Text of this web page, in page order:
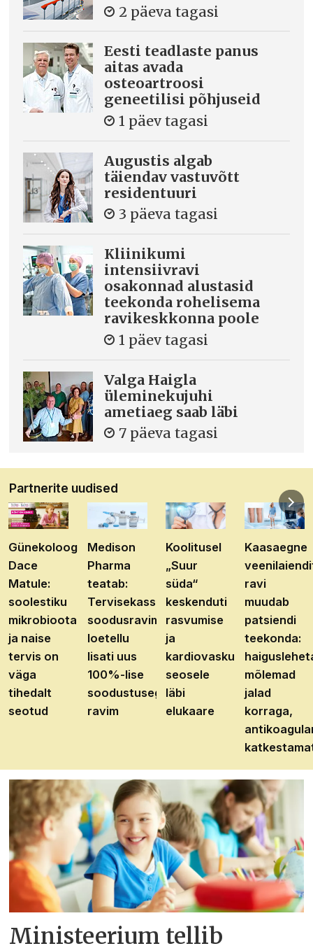
2 päeva tagasi
Eesti teadlaste panus
aitas avada
osteoartroosi
geneetilisi põhjuseid
1 päev tagasi
Augustis algab
täiendav vastuvõtt
residentuuri
3 päeva tagasi
Kliinikumi
intensiivravi
osakonnad alustasid
teekonda rohelisema
ravikeskkonna poole
1 päev tagasi
Valga Haigla
üleminekujuhi
ametiaeg saab läbi
7 päeva tagasi
Partnerite uudised
Günekoloog
Dace
Matule:
soolestiku
mikrobioota
ja naise
tervis on
väga
tihedalt
seotud
Medison
Pharma
teatab:
Tervisekassa
soodusravimite
loetellu
lisati uus
100%-lise
soodustusega
ravim
Koolitusel
„Suur
süda“
keskenduti
rasvumise
ja
kardiovaskulaarhaiguste
seosele
läbi
elukaare
Kaasaegne
ravi
muudab
patsiendi
teekonda:
mõlemad
jalad
korraga,
Ministeerium tellib